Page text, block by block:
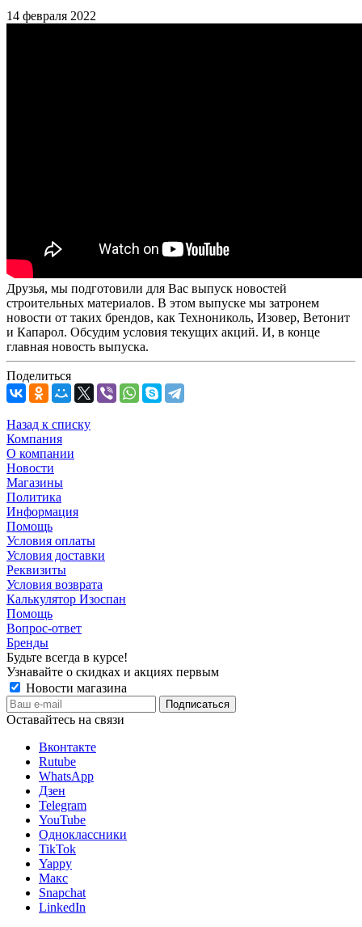
14 февраля 2022
Друзья, мы подготовили для Вас выпуск новостей
строительных материалов. В этом выпуске мы затронем
новости от таких брендов, как Технониколь, Изовер, Ветонит
и Капарол. Обсудим условия текущих акций. И, в конце
главная новость выпуска.
Поделиться
Назад к списку
Компания
О компании
Новости
Магазины
Политика
Информация
Помощь
Условия оплаты
Условия доставки
Реквизиты
Условия возврата
Калькулятор Изоспан
Помощь
Вопрос-ответ
Бренды
Будьте всегда в курсе!
Узнавайте о скидках и акциях первым
Новости магазина
Оставайтесь на связи
Вконтакте
Rutube
WhatsApp
Дзен
Telegram
YouTube
Одноклассники
TikTok
Yappy
Макс
Snapchat
LinkedIn